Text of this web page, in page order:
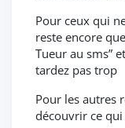
Pour ceux qui
reste encore
Tueur au sms”
tardez pas trop
Pour les autres
découvrir ce qui